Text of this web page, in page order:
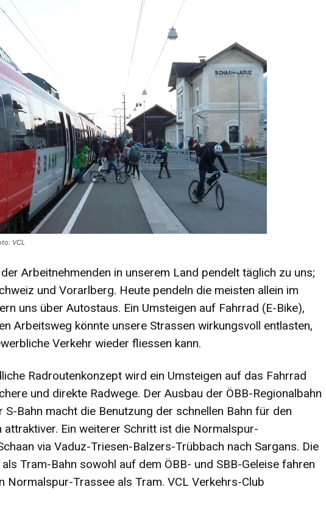
VCL
Arbeitnehmenden in unserem Land pendelt täglich zu uns;
und Vorarlberg. Heute pendeln die meisten allein im
uns über Autostaus. Ein Umsteigen auf Fahrrad (E-Bike),
Arbeitsweg könnte unsere Strassen wirkungsvoll entlasten,
Verkehr wieder fliessen kann.
Radroutenkonzept wird ein Umsteigen auf das Fahrrad
und direkte Radwege. Der Ausbau der ÖBB-Regionalbahn
S-Bahn macht die Benutzung der schnellen Bahn für den
Ein weiterer Schritt ist die Normalspur-
via Vaduz-Triesen-Balzers-Trübbach nach Sargans. Die
Tram-Bahn sowohl auf dem ÖBB- und SBB-Geleise fahren
Normalspur-Trassee als Tram. VCL Verkehrs-Club